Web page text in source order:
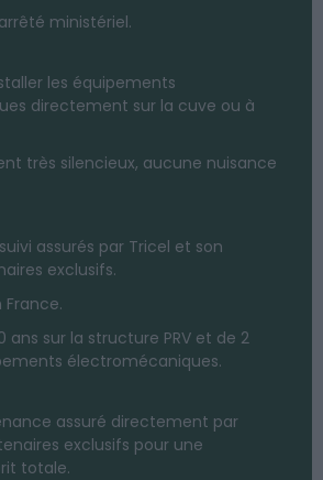
ministériel.
les équipements
directement sur la cuve ou à
très silencieux, aucune nuisance
assurés par Tricel et son
exclusifs.
ans sur la structure PRV et de 2
électromécaniques.
assuré directement par
exclusifs pour une
totale.